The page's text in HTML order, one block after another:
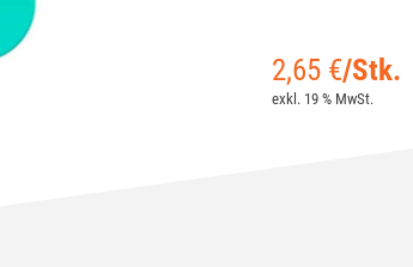
2,65 €/Stk.
exkl. 19 % MwSt.